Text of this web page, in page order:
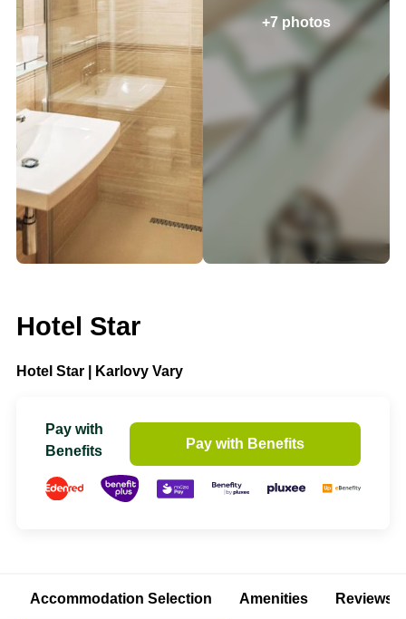
+7 photos
Hotel Star
Hotel Star | Karlovy Vary
Pay with
Benefits
Pay with Benefits
Accommodation Selection Amenities Reviews